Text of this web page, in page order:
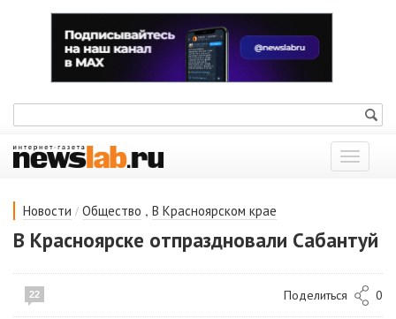
Показать
меню
Новости / Общество , В Красноярском крае
В Красноярске отпраздновали Сабантуй
22 Поделиться 0